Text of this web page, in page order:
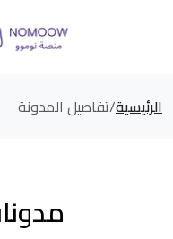
الرئيسية تفاصيل المدونة